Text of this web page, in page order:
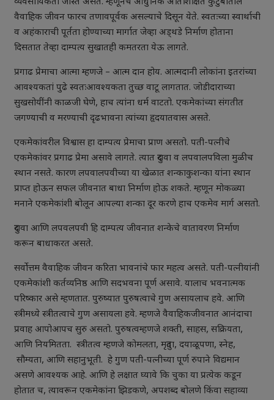
वैवाहिक जीवन फारच तणावपूर्वक असल्याचे दिसून येते. स्वतःच्या स्वार्थाची
व अहंकाराची पूर्तता होण्याच्या मार्गात जेव्हा अड्थडे निर्माण होताना
दिसतात तेव्हा दाम्पत्य सुखातही कमतरता येऊ लागते.
प्रगाढ प्रेमाचा आत्मा म्हणजे – आत्म दान होय. आत्मदानी लोकांना इतरांच्या
आवश्यकतां पुढे स्वतःआवश्यकता तुच्छ वाटू लागतात. जोडीदाराच्या
सुखसोयींनी काळजी घेणे, हाच त्यांना धर्म वाटतो. एकमेकांच्या संगतीत
जगण्याची व मरण्याची दृढभावना त्यांच्या हृदयातवास असते.
एकमेकांवरील विश्वास हा दाम्पत्य प्रेमाचा प्राण असतो. पती-पत्नीचे
एकमेकांवर प्रगाढ प्रेमा असावे लागते. त्यात दुरावा व लपवालपविला मुळीच
स्थान नसते. कारण लपवालपवीच्या या खेळात शन्काकुशन्का यांना स्थान
प्राप्त होऊन सफल जीवनात बाधा निर्माण होऊ शकते. म्हणून मोकळ्या
मनाने एकमेकांशी बोलून आपल्या शन्का दूर करणे हाच एकमेव मार्ग असतो.
दुरावा आणि लपवलपवी हि दाम्पत्य जीवनात शन्केचे वातावरण निर्माण
करून बाधाकरत असते.
सर्वोत्तम वैवाहिक जीवन करिता भावनांचे फार महत्व असते. पती-पत्नीयांनी
एकमेकांशी कर्तव्यनिष्ठ आणि सदभवना पूर्ण असावे. यालाच भवनात्मक
परिष्कार असे म्हणतात. पुरुष्यात पुरुषत्वाचे गुण असायलाच हवे. आणि
स्त्रीमध्ये स्त्रीतत्वाचे गुण असायला हवे. म्हणजे वैवाहिकजीवनात आनंदाचा
प्रवाह आपोआपच सुरु असतो. पुरुषत्वम्हणजे शक्ती, साहस, सक्रियता,
आणि नियमितता. स्त्रीतत्व म्हणजे कोमलता, मृदुता, दयाळूपणा, स्नेह,
सौम्यता, आणि सहानुभूती. हे गुण पती-पत्नीच्या पूर्ण रुपाने विद्यमान
असणे आवश्यक आहे. आणि हे लक्षात घ्यावे कि चुका या प्रत्येक कडून
होतात च, त्यावरून एकमेकांना झिडकणे, अपशब्द बोलणे किंवा सहाव्या